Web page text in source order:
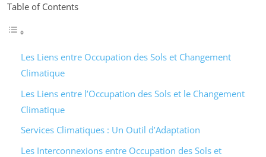
Table of Contents
Les Liens entre Occupation des Sols et Changement
Climatique
Les Liens entre l’Occupation des Sols et le Changement
Climatique
Services Climatiques : Un Outil d’Adaptation
Les Interconnexions entre Occupation des Sols et